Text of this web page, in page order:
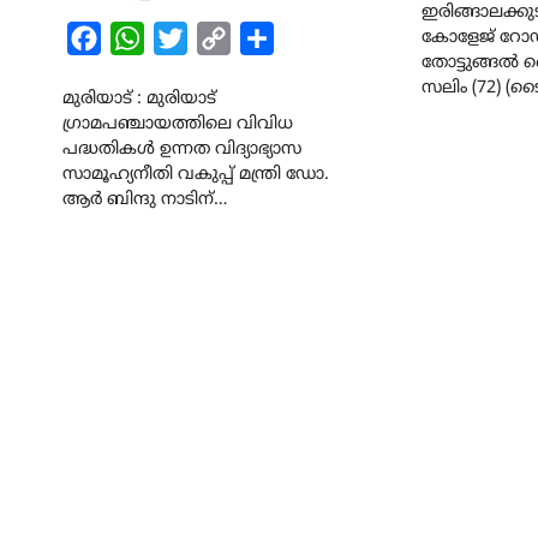
FacebookWhatsAppTwitterCopy
മുരിയാട് : മുരിയാട്
ഗ്രാമപഞ്ചായത്തിലെ വിവിധ
പദ്ധതികൾ ഉന്നത വിദ്യാഭ്യാസ
സാമൂഹ്യനീതി വകുപ്പ് മന്ത്രി ഡോ.
ആർ ബിന്ദു നാടിന്…
കോളേജ്
തോട്ടുങ്ങൽ
സലിം (72)